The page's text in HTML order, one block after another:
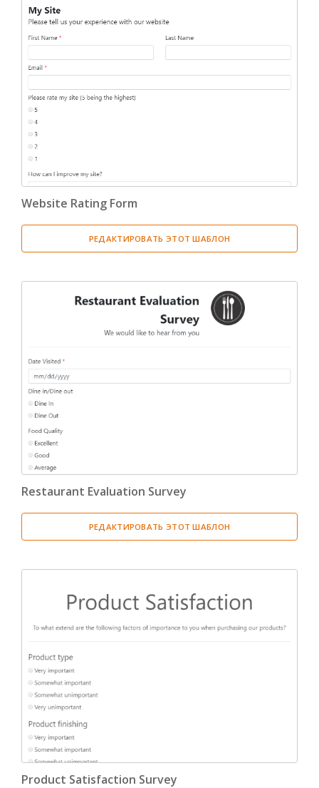
Website Rating Form
РЕДАКТИРОВАТЬ ЭТОТ ШАБЛОН
Restaurant Evaluation Survey
РЕДАКТИРОВАТЬ ЭТОТ ШАБЛОН
Product Satisfaction Survey